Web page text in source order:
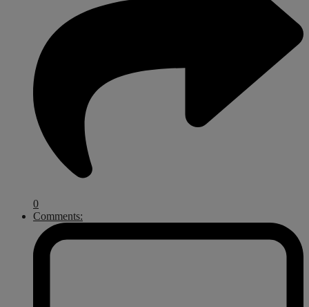
0
Comments: